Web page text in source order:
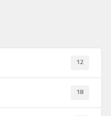
12
18